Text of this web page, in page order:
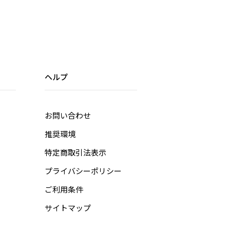
ヘルプ
お問い合わせ
推奨環境
特定商取引法表示
プライバシーポリシー
ご利用条件
サイトマップ